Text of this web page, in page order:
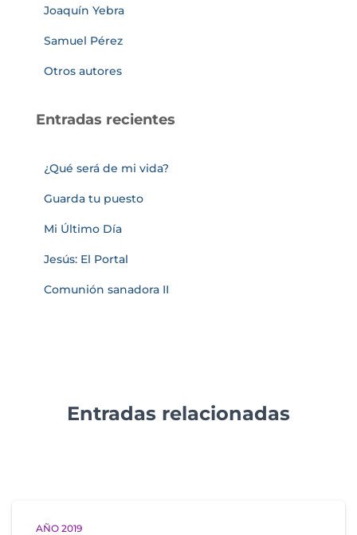
Joaquín Yebra
Samuel Pérez
Otros autores
Entradas recientes
¿Qué será de mi vida?
Guarda tu puesto
Mi Último Día
Jesús: El Portal
Comunión sanadora II
Entradas relacionadas
AÑO 2019